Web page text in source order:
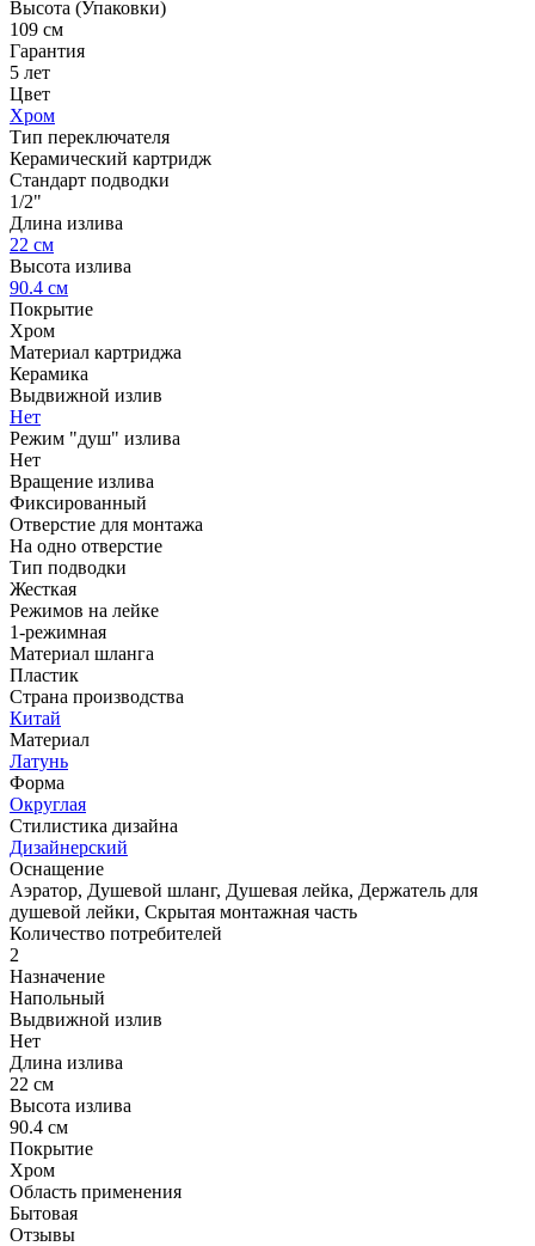
Высота (Упаковки)
109 см
Гарантия
5 лет
Цвет
Хром
Тип переключателя
Керамический картридж
Стандарт подводки
1/2"
Длина излива
22 см
Высота излива
90.4 см
Покрытие
Хром
Материал картриджа
Керамика
Выдвижной излив
Нет
Режим "душ" излива
Нет
Вращение излива
Фиксированный
Отверстие для монтажа
На одно отверстие
Тип подводки
Жесткая
Режимов на лейке
1-режимная
Материал шланга
Пластик
Страна производства
Китай
Материал
Латунь
Форма
Округлая
Стилистика дизайна
Дизайнерский
Оснащение
Аэратор, Душевой шланг, Душевая лейка, Держатель для
душевой лейки, Скрытая монтажная часть
Количество потребителей
2
Назначение
Напольный
Выдвижной излив
Нет
Длина излива
22 см
Высота излива
90.4 см
Покрытие
Хром
Область применения
Бытовая
Отзывы